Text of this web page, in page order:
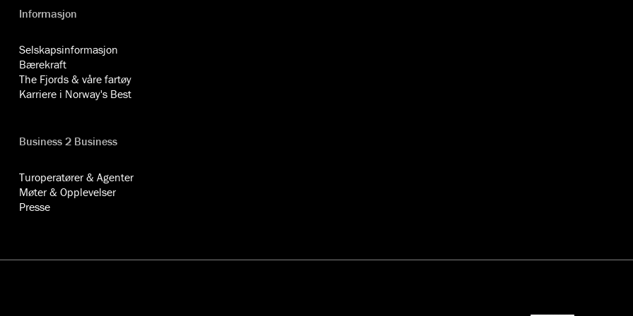
Informasjon
Selskapsinformasjon
Bærekraft
The Fjords & våre fartøy
Karriere i Norway's Best
Business 2 Business
Turoperatører & Agenter
Møter & Opplevelser
Presse